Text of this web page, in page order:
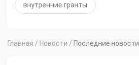
внутренние гранты
Главная / Новости / Последние новости